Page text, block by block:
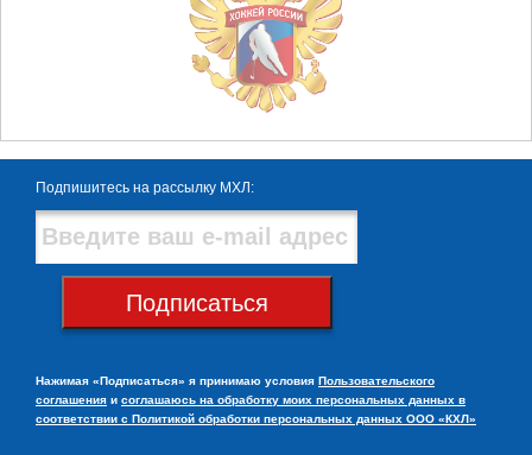
Подпишитесь на рассылку МХЛ:
Подписаться
Нажимая «Подписаться» я принимаю условия Пользовательского
соглашения и соглашаюсь на обработку моих персональных данных в
соответствии с Политикой обработки персональных данных ООО «КХЛ»